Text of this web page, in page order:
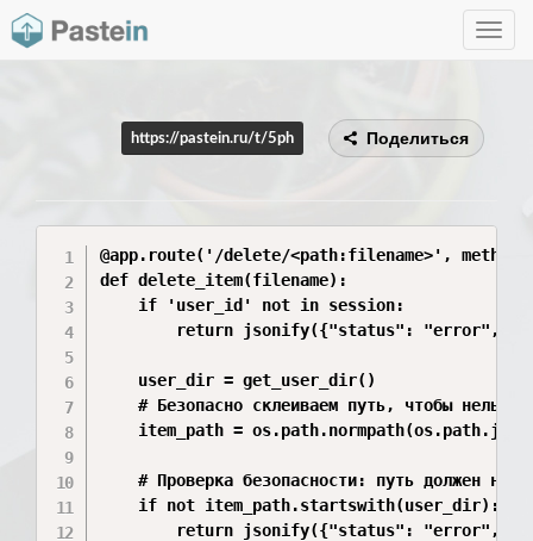
Toggle
https://pastein.ru/t/5ph Поделиться
@app.route('/delete/<path:filename>',
def delete_item(filename):
    if 'user_id' not in session:
return jsonify({"status": "error",
    user_dir = get_user_dir()
# Безопасно склеиваем путь, чтобы нельзя
item_path =
# Проверка безопасности: путь должен
    if not item_path.startswith(user_dir):
return jsonify({"status": "error",